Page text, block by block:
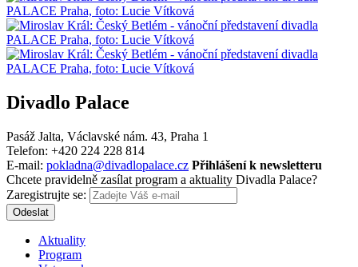
Divadlo Palace
Pasáž Jalta, Václavské nám. 43, Praha 1
Telefon: +420 224 228 814
E-mail: pokladna@divadlopalace.cz Přihlášení k newsletteru
Chcete pravidelně zasílat program a aktuality Divadla Palace?
Zaregistrujte se:
Odeslat
Aktuality
Program